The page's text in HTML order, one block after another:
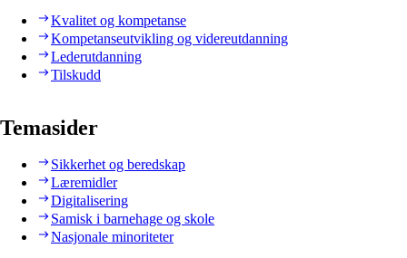
Kvalitet og kompetanse
Kompetanseutvikling og videreutdanning
Lederutdanning
Tilskudd
Temasider
Sikkerhet og beredskap
Læremidler
Digitalisering
Samisk i barnehage og skole
Nasjonale minoriteter